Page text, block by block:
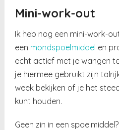
Mini-work-out
Ik heb nog een mini-work-
een mondspoelmiddel en
echt actief met je wangen
je hiermee gebruikt zijn
week bekijken of je het
kunt houden.
Geen zin in een